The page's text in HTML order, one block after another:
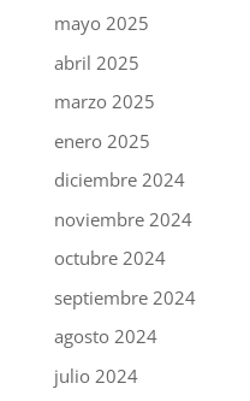
mayo 2025
abril 2025
marzo 2025
enero 2025
diciembre 2024
noviembre 2024
octubre 2024
septiembre 2024
agosto 2024
julio 2024